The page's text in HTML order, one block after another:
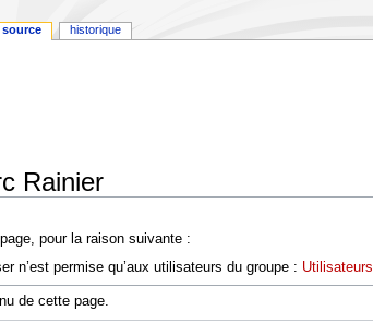
Rainier
pour la raison suivante :
n’est permise qu’aux utilisateurs du groupe : Utilisateurs
de cette page.
historique